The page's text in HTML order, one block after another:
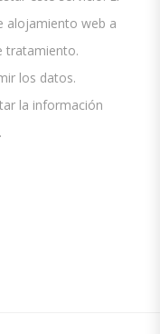
alojamiento web a
tratamiento.
los datos.
la información
.